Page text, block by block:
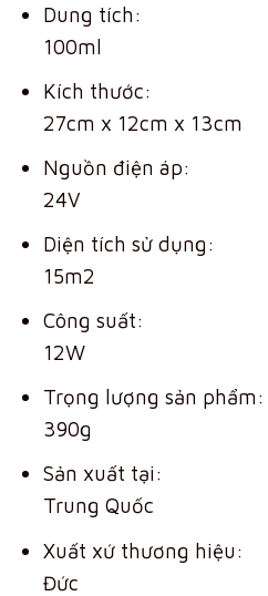
Dung tích:
100ml
Kích thước:
27cm x 12cm x 13cm
Nguồn điện áp:
24V
Diện tích sử dụng:
15m2
Công suất:
12W
Trọng lượng sản phẩm:
390g
Sản xuất tại:
Trung Quốc
Xuất xứ thương hiệu:
Đức